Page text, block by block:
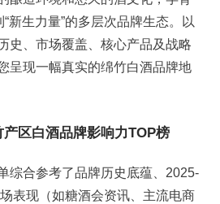
“新生力量”的多层次品牌生态。以
史、市场覆盖、核心产品及战略
呈现一幅真实的绵竹白酒品牌地
区白酒品牌影响力TOP榜
综合参考了品牌历史底蕴、2025-
表现（如糖酒会资讯、主流电商